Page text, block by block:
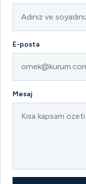
E-posta
Mesaj